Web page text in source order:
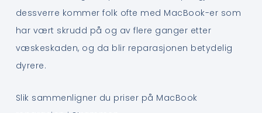
dessverre kommer folk ofte med MacBook-er som
har vært skrudd på og av flere ganger etter
væskeskaden, og da blir reparasjonen betydelig
dyrere.
Slik sammenligner du priser på MacBook